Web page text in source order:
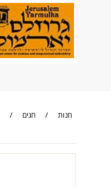
חנות / חגים /